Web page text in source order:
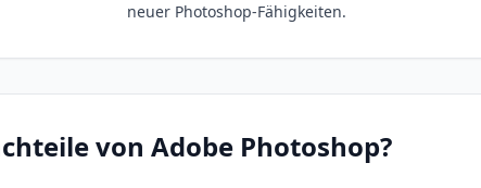
neuer Photoshop-Fähigkeiten.
von Adobe Photoshop?